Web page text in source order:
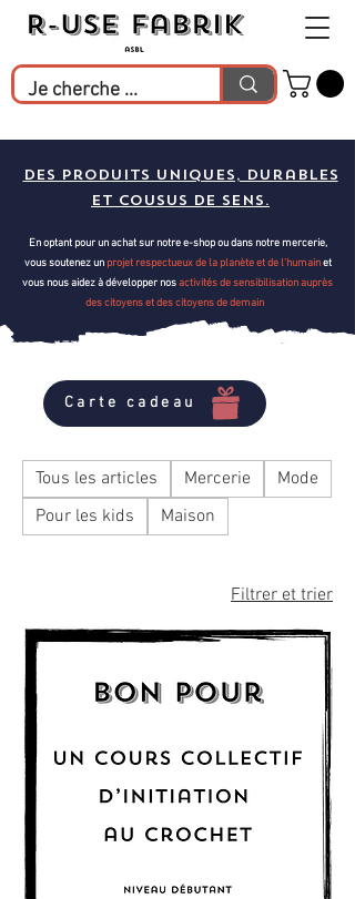
Des produits uniques, durables
et cousus de sens.
En optant pour un achat sur notre e-shop ou dans notre mercerie,
vous soutenez un projet respectueux de la planète et de l'humainet
vous nous aidez à développer nosactivités de sensibilisationauprès
des citoyens et des citoyens de demain
Carte cadeau
Tous les articles Mercerie
Mode
Pour les kids
Maison
Filtrer et trier